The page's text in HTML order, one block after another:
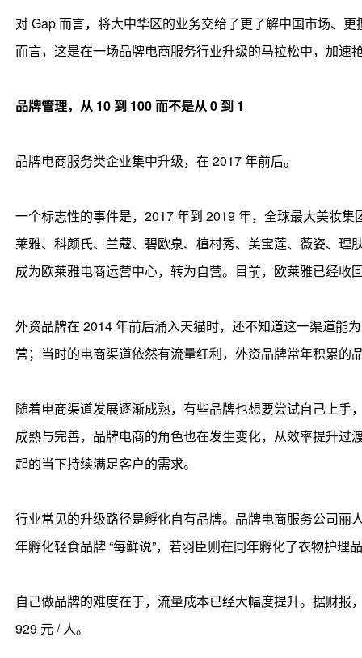
对 Gap 而言，将大中华区的业务交给了更了解中国市场、
而言，这是在一场品牌电商服务行业升级的马拉松中，加速
品牌管理，从 10 到 100 而不是从 0 到 1
品牌电商服务类企业集中升级，在 2017 年前后。
一个标志性的事件是，2017 年到 2019 年，全球最大美妆
莱雅、科颜氏、兰蔻、碧欧泉、植村秀、美宝莲、薇姿、
成为欧莱雅电商运营中心，转为自营。目前，欧莱雅已经收
外资品牌在 2014 年前后涌入天猫时，还不知道这一渠道能
营；当时的电商渠道依然有流量红利，外资品牌常年积累
随着电商渠道发展逐渐成熟，有些品牌也想要尝试自己上
成熟与完善，品牌电商的角色也在发生变化，从效率提升
起的当下持续满足客户的需求。
行业常见的升级路径是孵化自有品牌。品牌电商服务公司丽
年孵化轻食品牌 “每鲜说”，若羽臣则在同年孵化了衣物护理
自己做品牌的难度在于，流量成本已经大幅度提升。据财
929 元 / 人。